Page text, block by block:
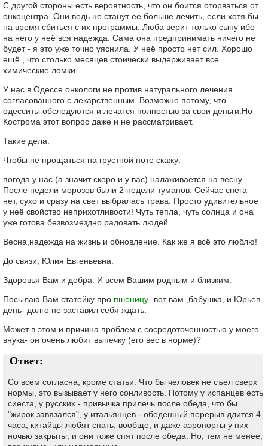
С другой стороны есть вероятность, что он боится оторваться от
онкоцентра. Они ведь не станут её больше лечить, если хотя бы
на время сбиться с их программы. Люба верит только сыну ибо
на него у неё вся надежда. Сама она предпринимать ничего не
будет - я это уже точно уяснила. У неё просто нет сил. Хорошо
ещё , что столько месяцев стоически выдерживает все
химические ломки.
У нас в Одессе онкологи не против натурального лечения
согласованного с лекарственным. Возможно потому, что
одесситы обследуются и лечатся полностью за свои деньги.Но
Кострома этот вопрос даже и не рассматривает.
Такие дела.
Чтобы не прощаться на грустной ноте скажу:
погода у нас (а значит скоро и у вас) налаживается на весну.
После недели морозов были 2 недели туманов. Сейчас снега
нет, сухо и сразу на свет выбралась трава. Просто удивительное
у неё свойство неприхотливости! Чуть тепла, чуть солнца и она
уже готова безвозмездно радовать людей.
Весна,надежда на жизнь и обновление. Как же я всё это люблю!
До связи, Юлия Евгеньевна.
Здоровья Вам и добра. И всем Вашим родным и близким.
Посылаю Вам статейку про пшеницу- вот вам ,бабушка, и Юрьев
день- долго не заставил себя ждать.
Может в этом и причина проблем с сосредоточенностью у моего
внука- он очень любит выпечку (его вес в норме)?
Ответ:
Со всем согласна, кроме статьи. Что бы человек не съел сверх
нормы, это вызывает у него сонливость. Потому у испанцев есть
сиеста, у русских - привычка прилечь после обеда, что бы
"жирок завязался", у итальянцев - обеденный перерыв длится 4
часа; китайцы любят спать, вообще, и даже аэропорты у них
ночью закрыты, и они тоже спят после обеда. Но, тем не менее,